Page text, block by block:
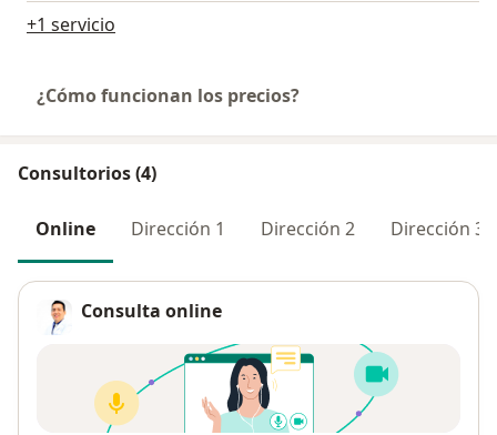
+1 servicio
¿Cómo funcionan los precios?
Consultorios (4)
Online Dirección 1 Dirección 2 Dirección 3
Consulta online
Pago después de la consulta